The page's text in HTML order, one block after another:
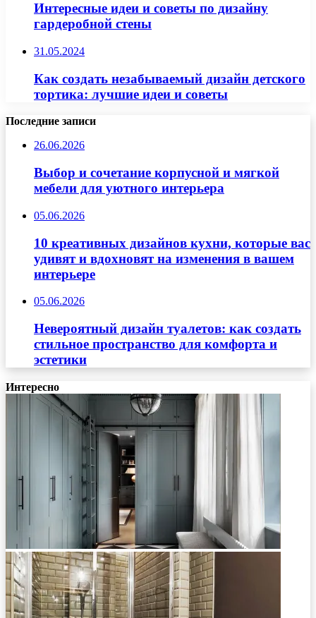
Интересные идеи и советы по дизайну
гардеробной стены
31.05.2024
Как создать незабываемый дизайн детского
тортика: лучшие идеи и советы
Последние записи
26.06.2026
Выбор и сочетание корпусной и мягкой
мебели для уютного интерьера
05.06.2026
10 креативных дизайнов кухни, которые вас
удивят и вдохновят на изменения в вашем
интерьере
05.06.2026
Невероятный дизайн туалетов: как создать
стильное пространство для комфорта и
эстетики
Интересно